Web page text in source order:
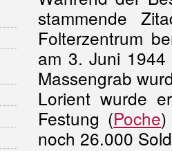
stammende
Folterzentrum
am 3. Juni
Massengrab
Lorient wurde
Festung (Poche
noch 26.000